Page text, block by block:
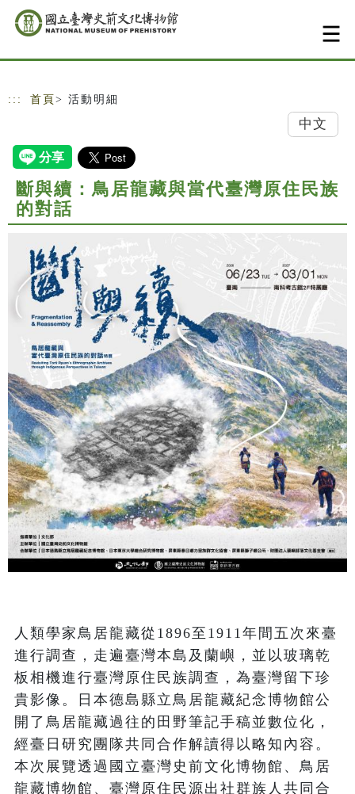
跳到主要內容
網站導覽
::: 首頁 > 活動明細
中文
斷與續：鳥居龍藏與當代臺灣原住民族
的對話
人類學家鳥居龍藏從1896至1911年間五次來臺
進行調查，走遍臺灣本島及蘭嶼，並以玻璃乾
板相機進行臺灣原住民族調查，為臺灣留下珍
貴影像。日本德島縣立鳥居龍藏紀念博物館公
開了鳥居龍藏過往的田野筆記手稿並數位化，
經臺日研究團隊共同合作解讀得以略知內容。
本次展覽透過國立臺灣史前文化博物館、鳥居
龍藏博物館、臺灣原住民源出社群族人共同合